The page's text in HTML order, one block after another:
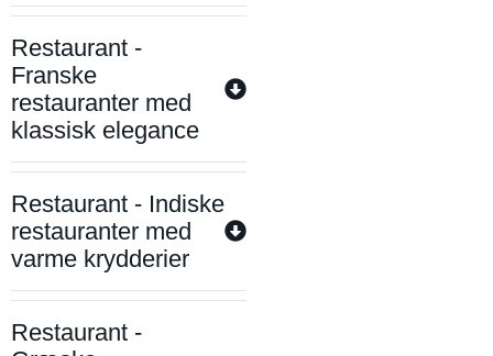
Restaurant -
Franske
restauranter med
klassisk elegance
Restaurant - Indiske
restauranter med
varme krydderier
Restaurant -